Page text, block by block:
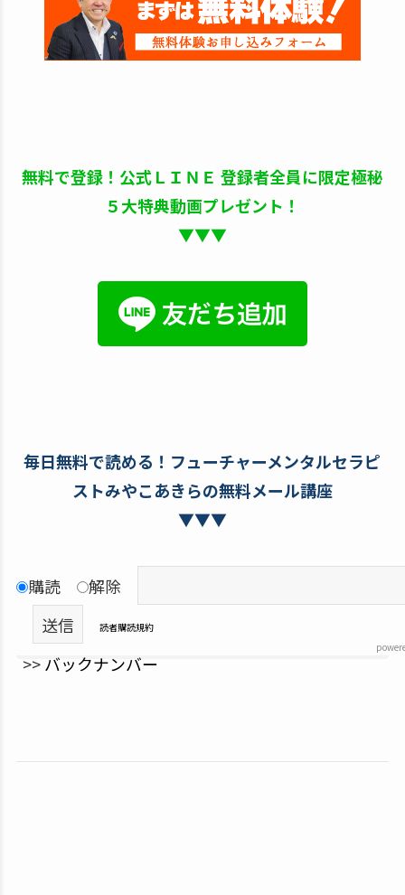
無料で登録！公式ＬＩＮＥ 登録者全員に限定極秘
５大特典動画プレゼント！
▼▼▼
毎日無料で読める！フューチャーメンタルセラピ
ストみやこあきらの無料メール講座
▼▼▼
購読 解除
読者購読規約
>>バックナンバー